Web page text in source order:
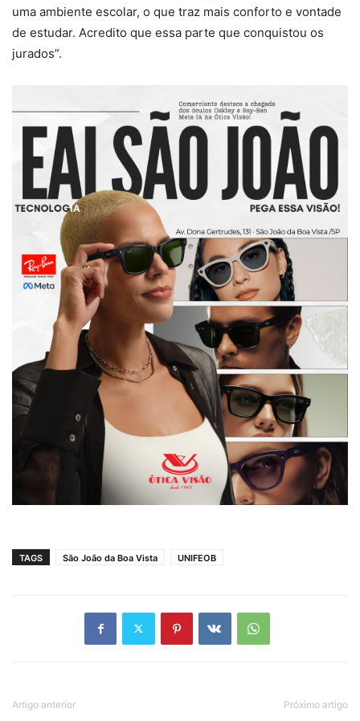
uma ambiente escolar, o que traz mais conforto e vontade
de estudar. Acredito que essa parte que conquistou os
jurados”.
TAGS São João da Boa Vista UNIFEOB
Artigo anterior Próximo artigo